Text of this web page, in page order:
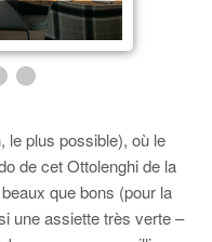
le plus possible), où le
de cet Ottolenghi de la
que bons (pour la
une assiette très verte –